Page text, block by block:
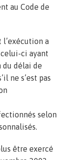
au Code de
a
celui-ci ayant
du délai de
ne s’est pas
selon
être exercé